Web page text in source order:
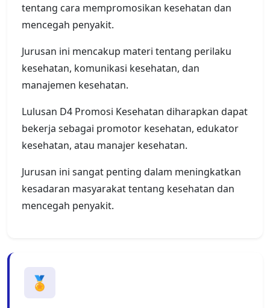
tentang cara mempromosikan kesehatan dan
mencegah penyakit.
Jurusan ini mencakup materi tentang perilaku
kesehatan, komunikasi kesehatan, dan
manajemen kesehatan.
Lulusan D4 Promosi Kesehatan diharapkan dapat
bekerja sebagai promotor kesehatan, edukator
kesehatan, atau manajer kesehatan.
Jurusan ini sangat penting dalam meningkatkan
kesadaran masyarakat tentang kesehatan dan
mencegah penyakit.
🏅